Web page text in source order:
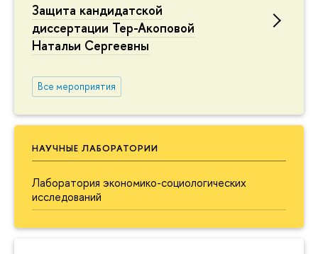
Защита кандидатской
диссертации Тер-Акоповой
Натальи Сергеевны
Все мероприятия
НАУЧНЫЕ ЛАБОРАТОРИИ
Лаборатория экономико-социологических
исследований